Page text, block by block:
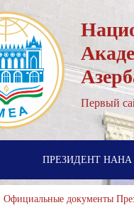
Первый
ПРЕЗИДЕНТ НАНА
Официальные документы